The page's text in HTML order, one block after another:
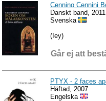
Cennino Cennini
Danskt band, 2011
Svenska
(Iey)
Går ej att
PTYX - 2 faces
Häftad, 2007
Engelska